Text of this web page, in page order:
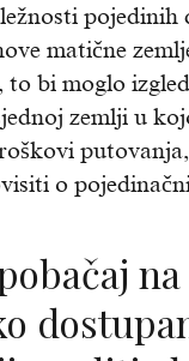
matične
bi moglo
zemlji u
o